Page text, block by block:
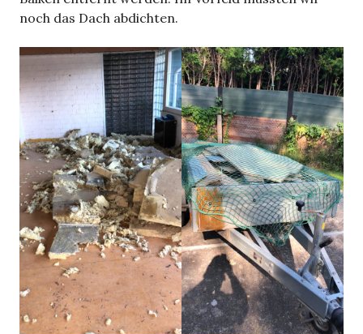
noch das Dach abdichten.